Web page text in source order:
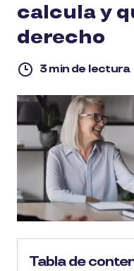
calcula y
derecho
3 min de lectura
Tabla de